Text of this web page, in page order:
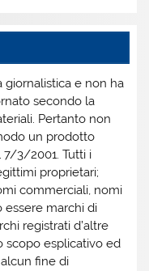
giornalistica e non ha
secondo la
Pertanto non
un prodotto
7/3/2001. Tutti i
proprietari;
commerciali, nomi
essere marchi di
registrati d’altre
scopo esplicativo ed
fine di